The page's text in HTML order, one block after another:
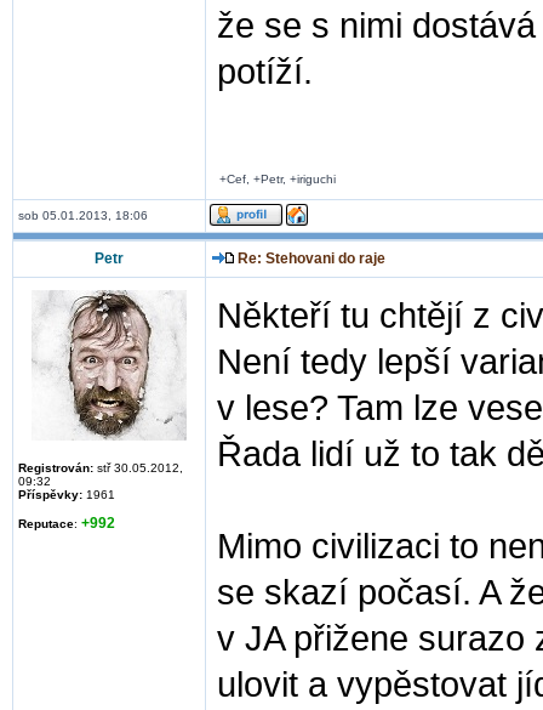
že se s nimi
potíží.
+Cef, +Petr, +iriguchi
sob 05.01.2013, 18:06
Petr Re: Stehovani do raje
Registrován: stř 30.05.2012,
09:32
Příspěvky: 1961
Reputace: +992
Někteří tu chtějí z
Není tedy lepší
v lese? Tam lze
Řada lidí už to tak
Mimo civilizaci to
se skazí počasí. A
v JA přižene surazo
ulovit a vypěstovat